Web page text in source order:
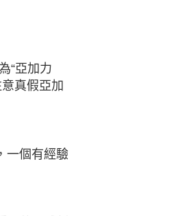
“亞加力
真假亞加
一個有經驗